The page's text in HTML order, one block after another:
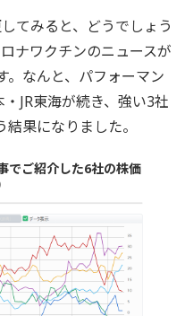
てみると、どうでしょう
ナワクチンのニュースが
。なんと、パフォーマン
JR東海が続き、強い3社
果になりました。
でご紹介した6社の株価